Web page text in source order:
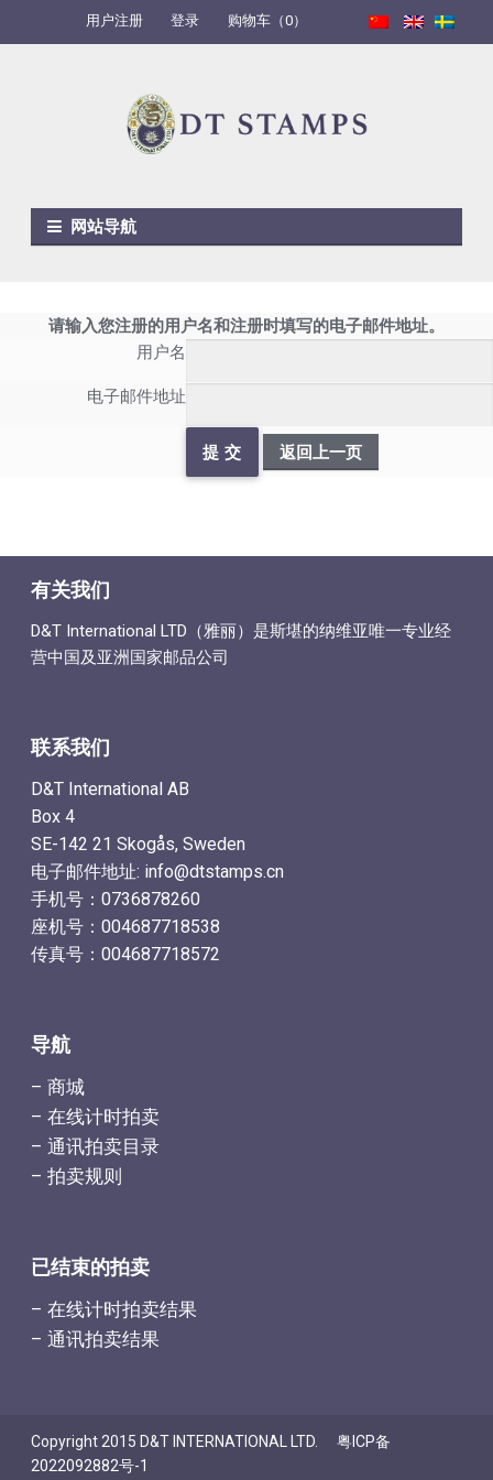
用户注册 登录 购物车（0）
网站导航
请输入您注册的用户名和注册时填写的电子邮件地址。
用户名
电子邮件地址
有关我们
D&T International LTD（雅丽）是斯堪的纳维亚唯一专业经
营中国及亚洲国家邮品公司
联系我们
D&T International AB
Box 4
SE-142 21 Skogås, Sweden
电子邮件地址: info@dtstamps.cn
手机号：0736878260
座机号：004687718538
传真号：004687718572
导航
– 商城
– 在线计时拍卖
– 通讯拍卖目录
– 拍卖规则
已结束的拍卖
– 在线计时拍卖结果
– 通讯拍卖结果
Copyright 2015 D&T INTERNATIONAL LTD.粤ICP备
2022092882号-1